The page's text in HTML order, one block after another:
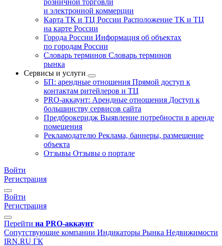
розничной торговли
и электронной коммерции
Карта ТК и ТЦ России Расположение ТК и ТЦ
на карте России
Города России Информация об объектах
по городам России
Словарь терминов Словарь терминов
рынка
Сервисы и услуги
БП: арендные отношения Прямой доступ к
контактам ритейлеров и ТЦ
PRO-аккаунт: Арендные отношения Доступ к
большинству сервисов сайта
Предброкеридж Выявление потребности в аренде
помещения
Рекламодателю Реклама, баннеры, размещение
объекта
Отзывы Отзывы о портале
Войти
Регистрация
Войти
Регистрация
Перейти на PRO-аккаунт
Сопутствующие компании Индикаторы Рынка Недвижимости
IRN.RU ГК